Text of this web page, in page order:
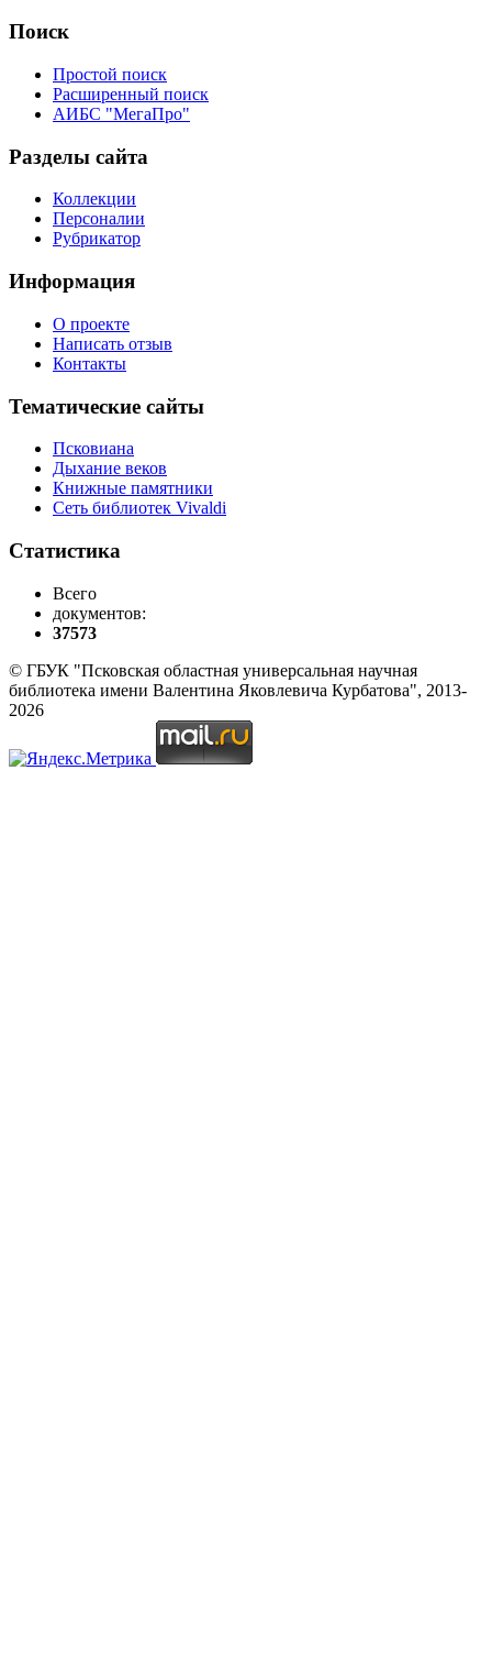
Поиск
Простой поиск
Расширенный поиск
АИБС "МегаПро"
Разделы сайта
Коллекции
Персоналии
Рубрикатор
Информация
О проекте
Написать отзыв
Контакты
Тематические сайты
Псковиана
Дыхание веков
Книжные памятники
Сеть библиотек Vivaldi
Статистика
Всего
документов:
37573
© ГБУК "Псковская областная универсальная научная
библиотека имени Валентина Яковлевича Курбатова", 2013-
2026